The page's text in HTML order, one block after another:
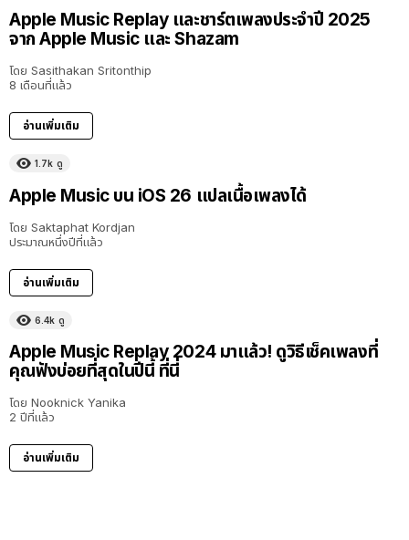
Apple Music Replay และชาร์ตเพลงประจำปี 2025
จาก Apple Music และ Shazam
โดย Sasithakan Sritonthip
8 เดือนที่แล้ว
อ่านเพิ่มเติม
1.7k ดู
Apple Music บน iOS 26 แปลเนื้อเพลงได้
โดย Saktaphat Kordjan
ประมาณหนึ่งปีที่แล้ว
อ่านเพิ่มเติม
6.4k ดู
Apple Music Replay 2024 มาแล้ว! ดูวิธีเช็คเพลงที่
คุณฟังบ่อยที่สุดในปีนี้ ที่นี่
โดย Nooknick Yanika
2 ปีที่แล้ว
อ่านเพิ่มเติม